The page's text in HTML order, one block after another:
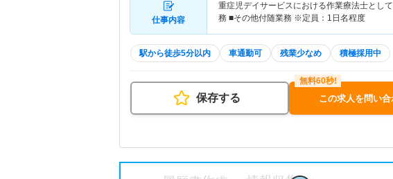
仕事内容
重症児デイサービスにおける作業療法士とし
務 ■その他付随業務 ※定員：1日名程度
駅から徒歩5分以内 車通勤可 残業少なめ 積極採用中
保存する この求人を問い合